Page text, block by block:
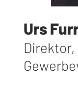
Urs
Direktor,